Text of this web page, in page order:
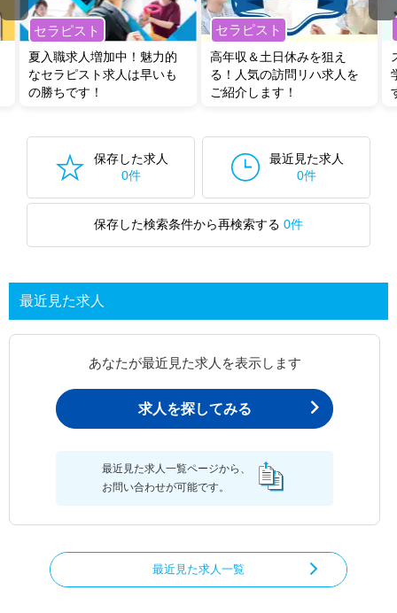
セラピスト
夏入職求人増加中！魅力的
なセラピスト求人は早いも
の勝ちです！
セラピスト
高年収＆土日休みを狙え
る！人気の訪問リハ求人を
ご紹介します！
保存した求人
0件
最近見た求人
0件
保存した検索条件から再検索する 0件
最近見た求人
あなたが最近見た求人を表示します
求人を探してみる
最近見た求人一覧ページから、
お問い合わせが可能です。
最近見た求人一覧